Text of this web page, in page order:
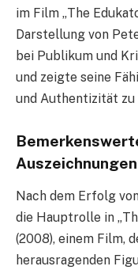
im Film „The
Darstellung von
bei Publikum und
und zeigte seine
und Authentizität zu
Nach dem Erfolg
die Hauptrolle in
(2008), einem Film,
herausragenden